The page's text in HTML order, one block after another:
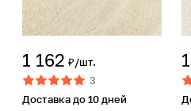
1 162 ₽/шт.
3
Доставка до 10 дней